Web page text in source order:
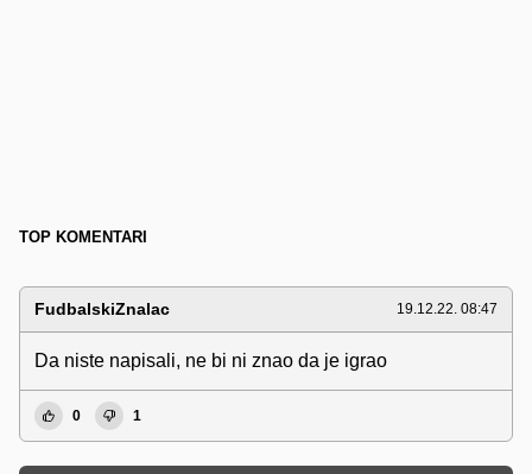
TOP KOMENTARI
FudbalskiZnalac 19.12.22. 08:47
Da niste napisali, ne bi ni znao da je igrao
0 1